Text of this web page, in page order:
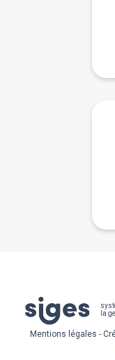
la
Pied
de
page
Mentions légales -